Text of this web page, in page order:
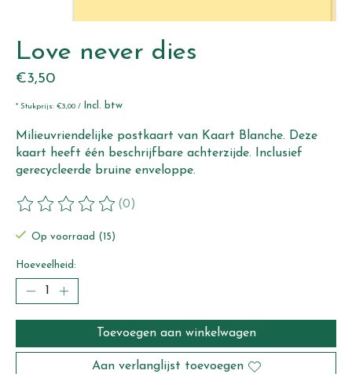
Love never dies
€3,50
* Stukprijs: €3,00 / Incl. btw
Milieuvriendelijke postkaart van Kaart Blanche. Deze
kaart heeft één beschrijfbare achterzijde. Inclusief
gerecycleerde bruine enveloppe.
De beoordeling van dit product is
(0)
Op voorraad (15)
Hoeveelheid:
Toevoegen aan winkelwagen
Aan verlanglijst toevoegen